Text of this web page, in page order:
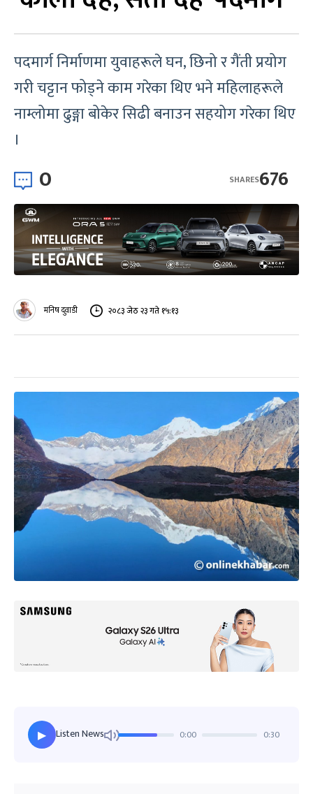
पदमार्ग निर्माणमा युवाहरूले घन, छिनो र गैंती प्रयोग
गरी चट्टान फोड्ने काम गरेका थिए भने महिलाहरूले
नाम्लोमा ढुङ्गा बोकेर सिढी बनाउन सहयोग गरेका थिए
।
0 676
SHARES
मनिष दुवाडी २०८३ जेठ २३ गते १५:१३
▶ Listen News 0:00 0:30